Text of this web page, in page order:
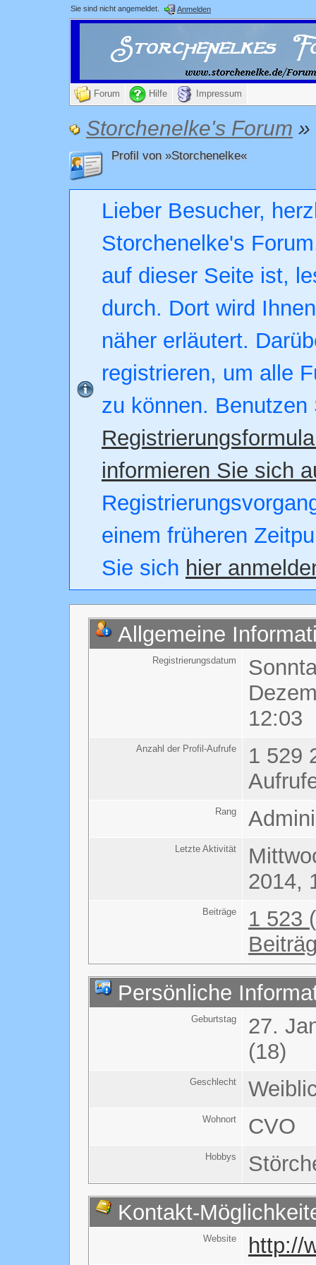
Sie sind nicht angemeldet. Anmelden
Forum Hilfe Impressum
Storchenelke's Forum »
Profil von »Storchenelke«
Lieber Besucher,
Storchenelke's
auf dieser Seite ist,
durch. Dort wird
näher erläutert.
registrieren, um alle
zu können. Benutzen
informieren Sie sich
einem früheren
Sie sich hier
Allgemeine
Registrierungsdatum
12:03
Anzahl der Profil-Aufrufe
1 529
Rang
Letzte Aktivität
2014,
Beiträge
1 523
Persönliche
Geburtstag
27.
(18)
Geschlecht
Wohnort CVO
Hobbys
Kontakt-
Website http://